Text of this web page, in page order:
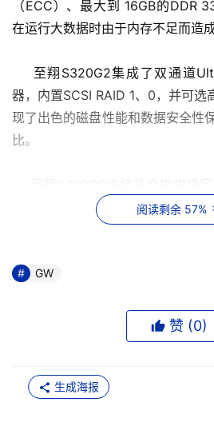
（ECC）、最大到 16GB的DDR
在运行大数据时由于内存不足而造
至翔S320G2集成了双通道
器，内置SCSI RAID 1、0，并可选
现了出色的磁盘性能和数据安全性
比。
扇，当其中一个电源或风扇出现故
块能够无缝切换另外一个还可正常
至翔S320G2还有 4 个PCI扩展
用最新PCI－E串行PCI总线架构，
阅读剩余 57%
GW
赞 (0)
生成海报